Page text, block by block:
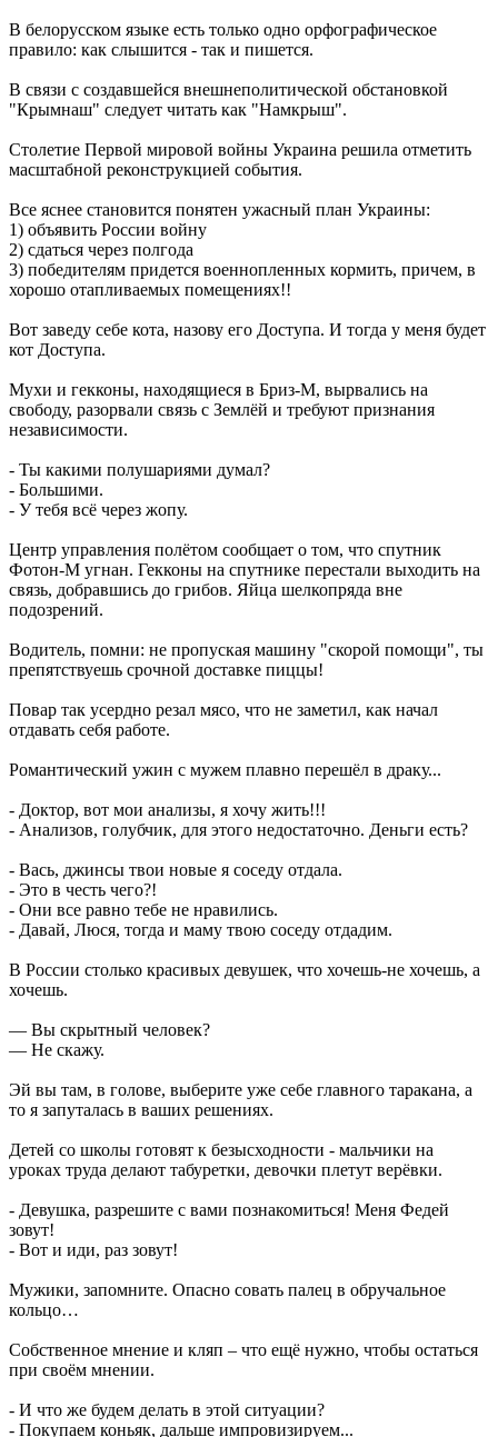
В белорусском языке есть только одно орфографическое
правило: как слышится - так и пишется.
В связи с создавшейся внешнеполитической обстановкой
"Крымнаш" следует читать как "Намкрыш".
Столетие Первой мировой войны Украина решила отметить
масштабной реконструкцией события.
Все яснее становится понятен ужасный план Украины:
1) объявить России войну
2) сдаться через полгода
3) победителям придется военнопленных кормить, причем, в
хорошо отапливаемых помещениях!!
Вот заведу себе кота, назову его Доступа. И тогда у меня будет
кот Доступа.
Мухи и гекконы, находящиеся в Бриз-М, вырвались на
свободу, разорвали связь с Землёй и требуют признания
независимости.
- Ты какими полушариями думал?
- Большими.
- У тебя всё через жопу.
Центр управления полётом сообщает о том, что спутник
Фотон-М угнан. Гекконы на спутнике перестали выходить на
связь, добравшись до грибов. Яйца шелкопряда вне
подозрений.
Водитель, помни: не пропуская машину "скорой помощи", ты
препятствуешь срочной доставке пиццы!
Повар так усердно резал мясо, что не заметил, как начал
отдавать себя работе.
Романтический ужин с мужем плавно перешёл в драку...
- Доктор, вот мои анализы, я хочу жить!!!
- Анализов, голубчик, для этого недостаточно. Деньги есть?
- Вась, джинсы твои новые я соседу отдала.
- Это в честь чего?!
- Они все равно тебе не нравились.
- Давай, Люся, тогда и маму твою соседу отдадим.
В России столько красивых девушек, что хочешь-не хочешь, а
хочешь.
— Вы скрытный человек?
— Не скажу.
Эй вы там, в голове, выберите уже cебе главного таракана, а
то я запуталась в ваших решениях.
Детей со школы готовят к безысходности - мальчики на
уроках труда делают табуретки, девочки плетут верёвки.
- Девушка, разрешите с вами познакомиться! Меня Федей
зовут!
- Вот и иди, раз зовут!
Мужики, запомните. Опасно совать палец в обручальное
кольцо…
Собственное мнение и кляп – что ещё нужно, чтобы остаться
при своём мнении.
- И что же будем делать в этой ситуации?
- Покупаем коньяк, дальше импровизируем...